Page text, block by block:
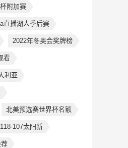
附加赛
直播湖人季后赛
2022年冬奥会奖牌榜
看
利亚
北美预选赛世界杯名额
107太阳新